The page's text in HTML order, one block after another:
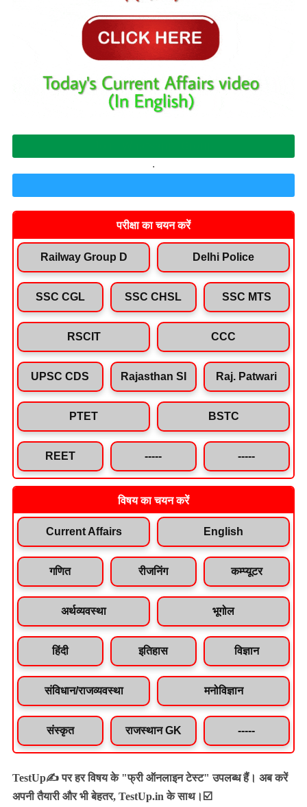
.
परीक्षा का चयन करें
Railway Group D Delhi Police
SSC CGL SSC CHSL SSC MTS
RSCIT CCC
UPSC CDS Rajasthan SI Raj. Patwari
PTET BSTC
REET ----- -----
विषय का चयन करें
Current Affairs English
गणित रीजनिंग कम्प्यूटर
अर्थव्यवस्था भूगोल
हिंदी इतिहास विज्ञान
संविधान/राजव्यवस्था मनोविज्ञान
संस्कृत राजस्थान GK -----
TestUp✍️ पर हर विषय के "फ्री ऑनलाइन टेस्ट" उपलब्ध हैं। अब करें
अपनी तैयारी और भी बेहतर, TestUp.in के साथ।☑️